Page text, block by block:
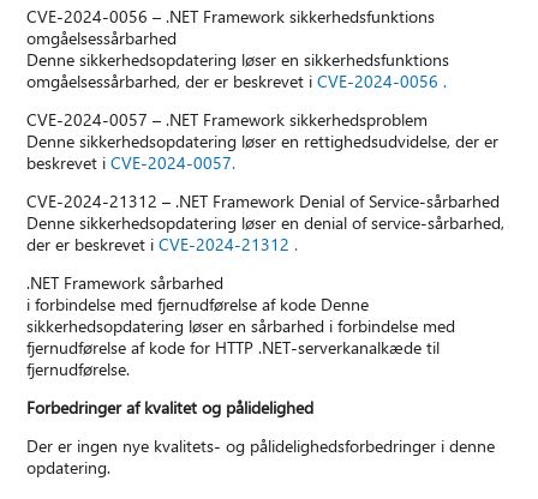
CVE-2024-0056 – .NET Framework sikkerhedsfunktions
omgåelsessårbarhed
Denne sikkerhedsopdatering løser en sikkerhedsfunktions
omgåelsessårbarhed, der er beskrevet iCVE-2024-0056 .
CVE-2024-0057 – .NET Framework sikkerhedsproblem
Denne sikkerhedsopdatering løser en rettighedsudvidelse, der er
beskrevet iCVE-2024-0057.
CVE-2024-21312 – .NET Framework Denial of Service-sårbarhed
Denne sikkerhedsopdatering løser en denial of service-sårbarhed,
der er beskrevet iCVE-2024-21312 .
.NET Framework sårbarhed
i forbindelse med fjernudførelse af kode Denne
sikkerhedsopdatering løser en sårbarhed i forbindelse med
fjernudførelse af kode for HTTP .NET-serverkanalkæde til
fjernudførelse.
Forbedringer af kvalitet og pålidelighed
Der er ingen nye kvalitets- og pålidelighedsforbedringer i denne
opdatering.